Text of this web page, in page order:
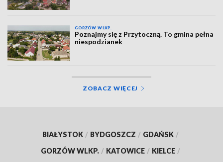
GORZÓW WLKP.
Poznajmy się z Przytoczną. To gmina pełna
niespodzianek
ZOBACZ WIĘCEJ
BIAŁYSTOK / BYDGOSZCZ / GDAŃSK /
GORZÓW WLKP. / KATOWICE / KIELCE /